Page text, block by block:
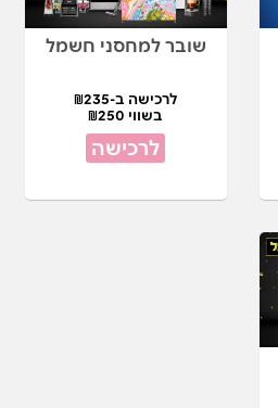
שובר למחסני חשמל
לרכישה ב-₪235
בשווי ₪250
לרכישה